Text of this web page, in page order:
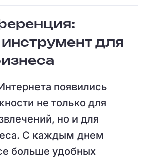
для
появились
не только для
но и для
С каждым днем
больше удобных